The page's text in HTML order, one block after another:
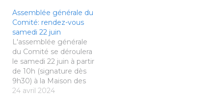
compléter le fichier et
de le transmettre au
Comité:
contact@badminton35.f
r
Assemblée générale du
Comité: rendez-vous
samedi 22 juin
L'assemblée générale
du Comité se déroulera
le samedi 22 juin à partir
de 10h (signature dès
9h30) à la Maison des
sports de Rennes. Les
24 avril 2024